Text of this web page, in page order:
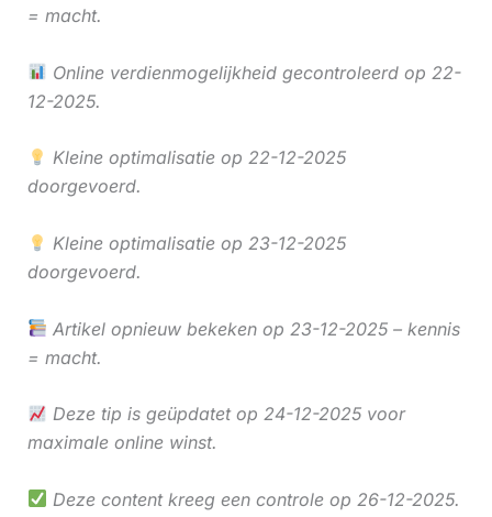
= macht.
Online verdienmogelijkheid gecontroleerd op 22-
12-2025.
Kleine optimalisatie op 22-12-2025
doorgevoerd.
Kleine optimalisatie op 23-12-2025
doorgevoerd.
Artikel opnieuw bekeken op 23-12-2025 – kennis
= macht.
Deze tip is geüpdatet op 24-12-2025 voor
maximale online winst.
Deze content kreeg een controle op 26-12-2025.